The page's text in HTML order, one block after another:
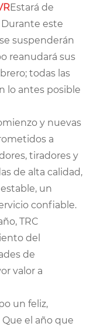
Estará de
Durante este
suspenderán
reanudará sus
todas las
lo antes posible
y nuevas
a
tiradores y
de alta calidad,
un
confiable.
TRC
del
de
valor a
un feliz,
el año que